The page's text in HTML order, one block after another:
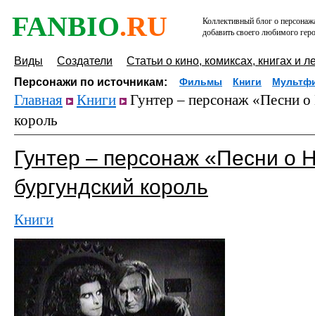
FANBIO.RU
Коллективный блог о
добавить своего любимого
Виды Создатели
Статьи о кино, комиксах, книгах и
Персонажи по источникам:
Фильмы Книги
Главная Книги
Гунтер – персонаж «Песни
король
Гунтер – персонаж «Песни о
бургундский король
Книги